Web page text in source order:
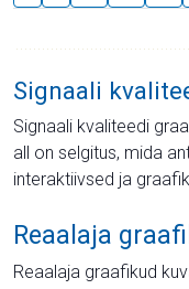
Signaali
Signaali kvaliteedi
all on selgitus, mida
interaktiivsed ja
Reaalaja
Reaalaja graafikud